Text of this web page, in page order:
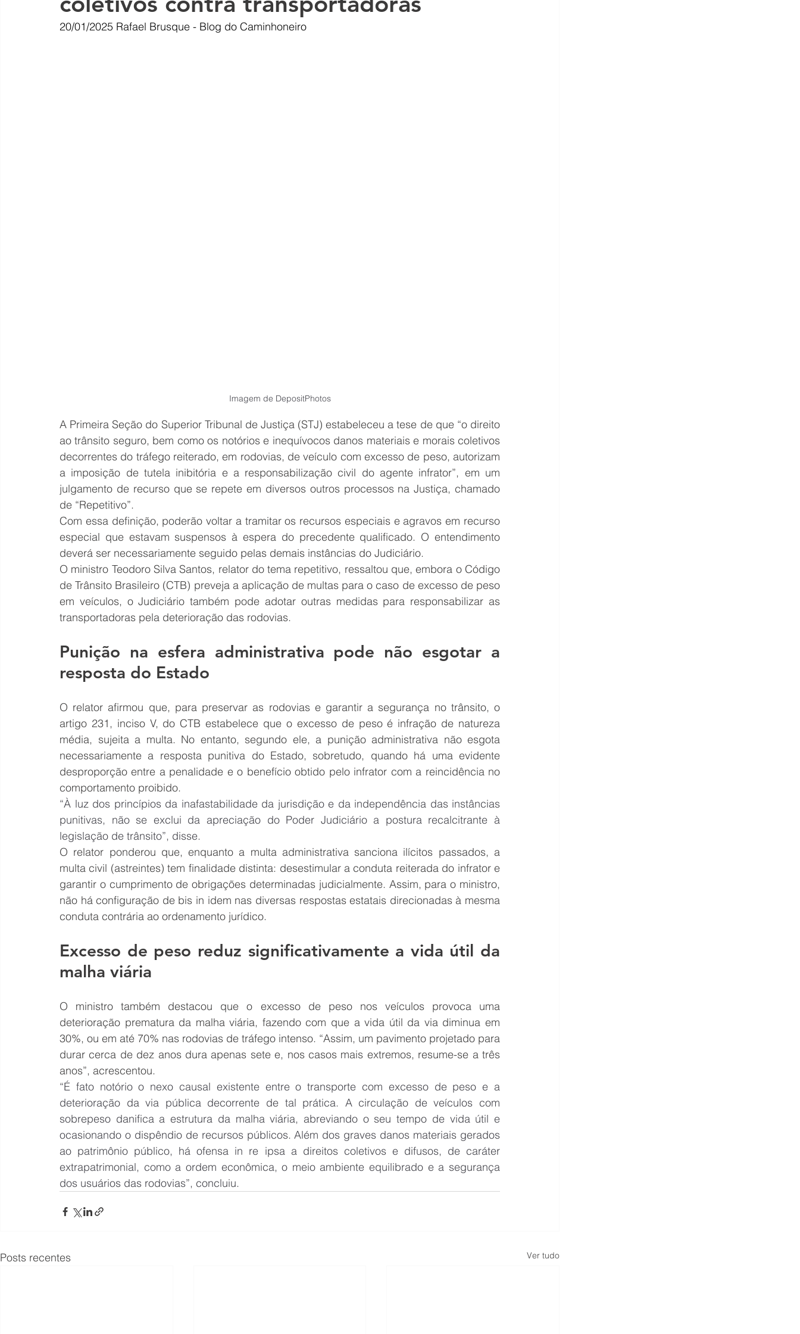
20/01/2025 Rafael Brusque - Blog do Caminhoneiro
Imagem de DepositPhotos
A Primeira Seção do Superior Tribunal de Justiça (STJ) estabeleceu a tese de que “o direito
ao trânsito seguro, bem como os notórios e inequívocos danos materiais e morais coletivos
decorrentes do tráfego reiterado, em rodovias, de veículo com excesso de peso, autorizam
a imposição de tutela inibitória e a responsabilização civil do agente infrator”, em um
julgamento de recurso que se repete em diversos outros processos na Justiça, chamado
de “Repetitivo”.
Com essa definição, poderão voltar a tramitar os recursos especiais e agravos em recurso
especial que estavam suspensos à espera do precedente qualificado. O entendimento
deverá ser necessariamente seguido pelas demais instâncias do Judiciário.
O ministro Teodoro Silva Santos, relator do tema repetitivo, ressaltou que, embora o Código
de Trânsito Brasileiro (CTB) preveja a aplicação de multas para o caso de excesso de peso
em veículos, o Judiciário também pode adotar outras medidas para responsabilizar as
transportadoras pela deterioração das rodovias.
Punição na esfera administrativa pode não esgotar a
resposta do Estado
O relator afirmou que, para preservar as rodovias e garantir a segurança no trânsito, o
artigo 231, inciso V, do CTB estabelece que o excesso de peso é infração de natureza
média, sujeita a multa. No entanto, segundo ele, a punição administrativa não esgota
necessariamente a resposta punitiva do Estado, sobretudo, quando há uma evidente
desproporção entre a penalidade e o benefício obtido pelo infrator com a reincidência no
comportamento proibido.
“À luz dos princípios da inafastabilidade da jurisdição e da independência das instâncias
punitivas, não se exclui da apreciação do Poder Judiciário a postura recalcitrante à
legislação de trânsito”, disse.
O relator ponderou que, enquanto a multa administrativa sanciona ilícitos passados, a
multa civil (astreintes) tem finalidade distinta: desestimular a conduta reiterada do infrator e
garantir o cumprimento de obrigações determinadas judicialmente. Assim, para o ministro,
não há configuração de bis in idem nas diversas respostas estatais direcionadas à mesma
conduta contrária ao ordenamento jurídico.
Excesso de peso reduz significativamente a vida útil da
malha viária
O ministro também destacou que o excesso de peso nos veículos provoca uma
deterioração prematura da malha viária, fazendo com que a vida útil da via diminua em
30%, ou em até 70% nas rodovias de tráfego intenso. “Assim, um pavimento projetado para
durar cerca de dez anos dura apenas sete e, nos casos mais extremos, resume-se a três
anos”, acrescentou.
“É fato notório o nexo causal existente entre o transporte com excesso de peso e a
deterioração da via pública decorrente de tal prática. A circulação de veículos com
sobrepeso danifica a estrutura da malha viária, abreviando o seu tempo de vida útil e
ocasionando o dispêndio de recursos públicos. Além dos graves danos materiais gerados
ao patrimônio público, há ofensa in re ipsa a direitos coletivos e difusos, de caráter
extrapatrimonial, como a ordem econômica, o meio ambiente equilibrado e a segurança
dos usuários das rodovias”, concluiu.
Posts recentes Ver tudo